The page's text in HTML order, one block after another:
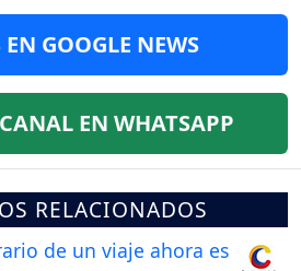
GOOGLE NEWS
EN WHATSAPP
RELACIONADOS